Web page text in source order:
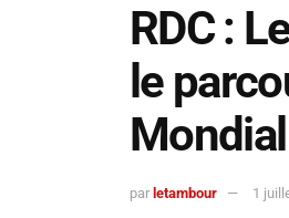
RDC :
le
par letambour 1